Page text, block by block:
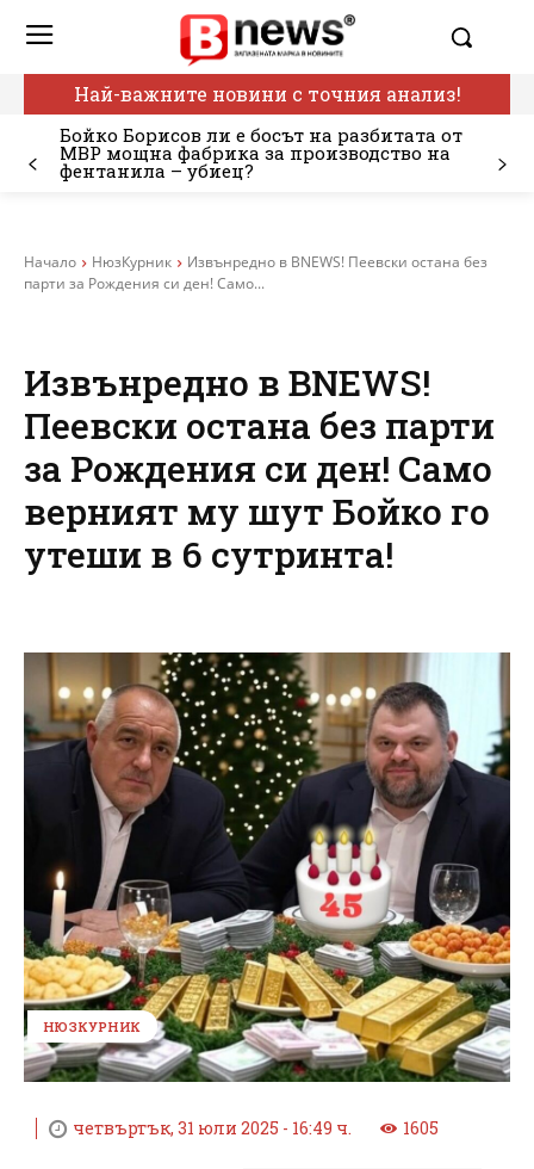
Най-важните новини с точния анализ!
Бойко Борисов ли е босът на разбитата от
МВР мощна фабрика за производство на
фентанила – убиец?
Начало НюзКурник
Извънредно в BNEWS! Пеевски остана без
парти за Рождения си ден! Само...
Извънредно в BNEWS!
Пеевски остана без парти
за Рождения си ден! Само
верният му шут Бойко го
утеши в 6 сутринта!
НЮЗКУРНИК
четвъртък, 31 юли 2025 - 16:49 ч. 1605